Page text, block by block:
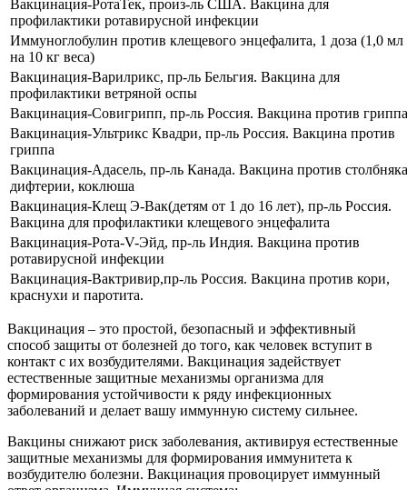
Вакцинация-РотаТек, произ-ль США. Вакцина для
профилактики ротавирусной инфекции
Иммуноглобулин против клещевого энцефалита, 1 доза (1,0 мл
на 10 кг веса)
Вакцинация-Варилрикс, пр-ль Бельгия. Вакцина для
профилактики ветряной оспы
Вакцинация-Совигрипп, пр-ль Россия. Вакцина против гриппа
Вакцинация-Ультрикс Квадри, пр-ль Россия. Вакцина против
гриппа
Вакцинация-Адасель, пр-ль Канада. Вакцина против
дифтерии, коклюша
Вакцинация-Клещ Э-Вак(детям от 1 до 16 лет), пр-ль Россия.
Вакцина для профилактики клещевого энцефалита
Вакцинация-Рота-V-Эйд, пр-ль Индия. Вакцина против
ротавирусной инфекции
Вакцинация-Вактривир,пр-ль Россия. Вакцина против кори,
краснухи и паротита.
Вакцинация – это простой, безопасный и эффективный
способ защиты от болезней до того, как человек вступит в
контакт с их возбудителями. Вакцинация задействует
естественные защитные механизмы организма для
формирования устойчивости к ряду инфекционных
заболеваний и делает вашу иммунную систему сильнее.
Вакцины снижают риск заболевания, активируя естественные
защитные механизмы для формирования иммунитета к
возбудителю болезни. Вакцинация провоцирует иммунный